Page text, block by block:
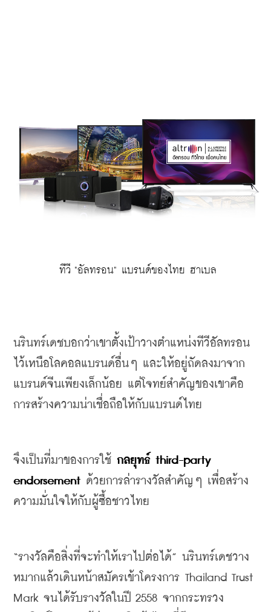
ทีวี "อัลทรอน" แบรนด์ของไทย ฮาเบล
นรินทร์เดชบอกว่าเขาตั้งเป้าวางตำแหน่งทีวีอัลทรอน
ไว้เหนือโลคอลแบรนด์อื่นๆ และให้อยู่ถัดลงมาจาก
แบรนด์จีนเพียงเล็กน้อย แต่โจทย์สำคัญของเขาคือ
การสร้างความน่าเชื่อถือให้กับแบรนด์ไทย
จึงเป็นที่มาของการใช้ กลยุทธ์ third-party
endorsement ด้วยการล่ารางวัลสำคัญๆ เพื่อสร้าง
ความมั่นใจให้กับผู้ซื้อชาวไทย
“รางวัลคือสิ่งที่จะทำให้เราไปต่อได้” นรินทร์เดชวาง
หมากแล้วเดินหน้าสมัครเข้าโครงการ Thailand Trust
Mark จนได้รับรางวัลในปี 2558 จากกระทรวง